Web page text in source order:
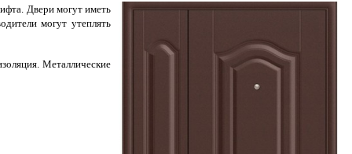
Двери могут иметь
могут утеплять
Металлические